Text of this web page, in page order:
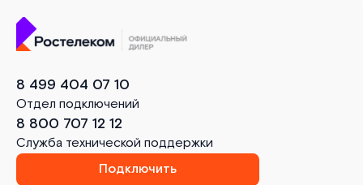
8 499 404 07 10
Отдел подключений
8 800 707 12 12
Служба технической поддержки
Подключить